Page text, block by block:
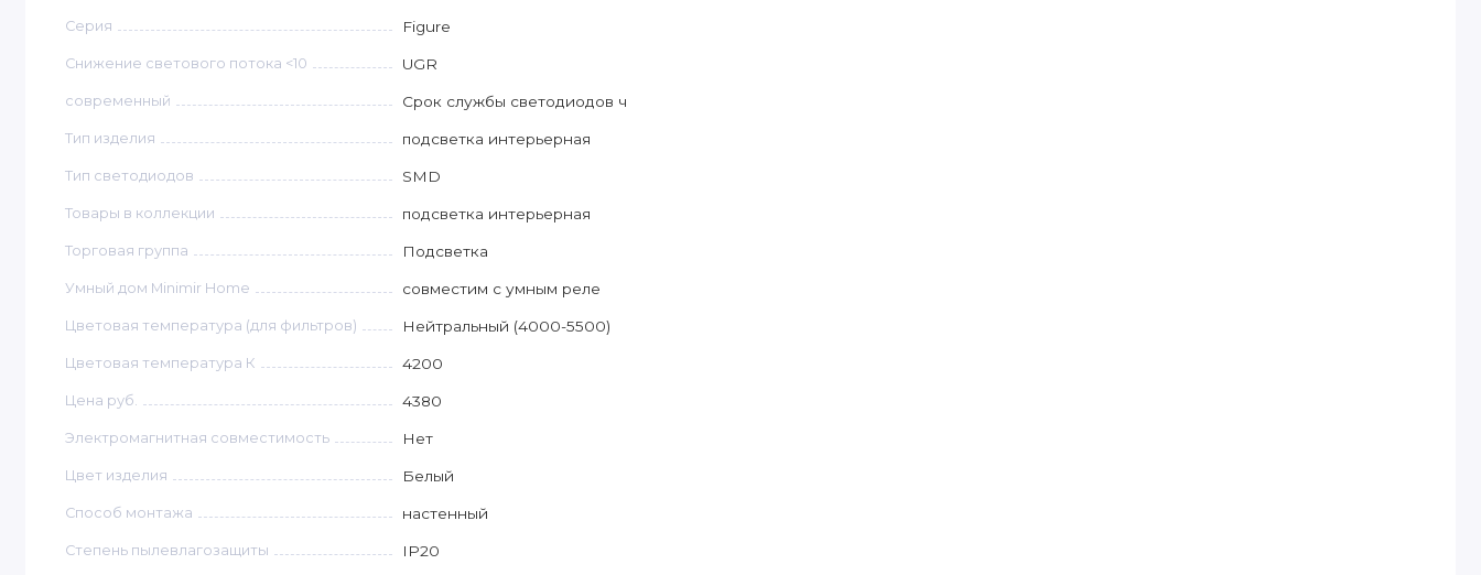
Серия Figure
Снижение светового потока <10 UGR
современный Срок службы светодиодов ч
Тип изделия подсветка интерьерная
Тип светодиодов SMD
Товары в коллекции подсветка интерьерная
Торговая группа Подсветка
Умный дом Minimir Home совместим с умным реле
Цветовая температура (для фильтров) Нейтральный (4000-5500)
Цветовая температура К 4200
Цена руб. 4380
Электромагнитная совместимость Нет
Цвет изделия Белый
Способ монтажа настенный
Степень пылевлагозащиты IP20